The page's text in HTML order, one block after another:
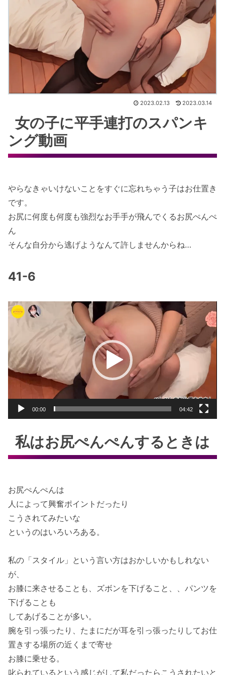
2023.02.13 2023.03.14
女の子に平手連打のスパンキ
ング動画
やらなきゃいけないことをすぐに忘れちゃう子はお仕置き
です。
お尻に何度も何度も強烈なお手手が飛んでくるお尻ぺんぺ
ん
そんな自分から逃げようなんて許しませんからね…
41-6
動
レ
ー
ヤ
00:00 04:42
私はお尻ぺんぺんするときは
お尻ぺんぺんは
人によって興奮ポイントだったり
こうされてみたいな
というのはいろいろある。
私の「スタイル」という言い方はおかしいかもしれない
が、
お膝に来させることも、ズボンを下げること、、パンツを
下げることも
してあげることが多い。
腕を引っ張ったり、たまにだが耳を引っ張ったりしてお仕
置きする場所の近くまで寄せ
お膝に乗せる。
叱られているという感じがして私だったらこうされたいと